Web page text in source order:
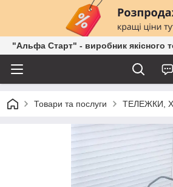
"Альфа Старт" - виробник якісного
Товари та послуги ТЕЛЕЖКИ,